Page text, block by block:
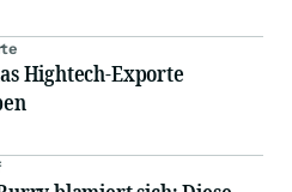
Hightech-Exporte